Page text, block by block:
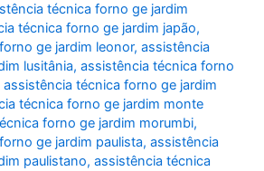
técnica forno ge jardim
técnica forno ge jardim japão,
ge jardim leonor,assistência
lusitânia,assistência técnica forno
assistência técnica forno ge jardim
técnica forno ge jardim monte
forno ge jardim morumbi,
ge jardim paulista,assistência
paulistano,assistência técnica